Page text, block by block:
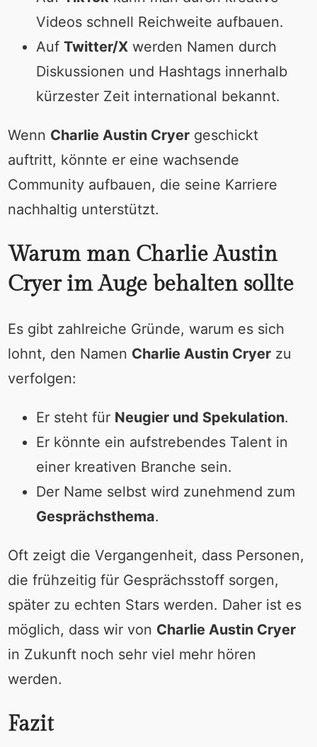
Videos schnell Reichweite aufbauen.
Auf Twitter/Xwerden Namen durch
Diskussionen und Hashtags innerhalb
kürzester Zeit international bekannt.
Wenn Charlie Austin Cryergeschickt
auftritt, könnte er eine wachsende
Community aufbauen, die seine Karriere
nachhaltig unterstützt.
Warum man Charlie Austin
Cryer im Auge behalten sollte
Es gibt zahlreiche Gründe, warum es sich
lohnt, den Namen Charlie Austin Cryerzu
verfolgen:
Er steht für Neugier und Spekulation.
Er könnte ein aufstrebendes Talent in
einer kreativen Branche sein.
Der Name selbst wird zunehmend zum
Gesprächsthema.
Oft zeigt die Vergangenheit, dass Personen,
die frühzeitig für Gesprächsstoff sorgen,
später zu echten Stars werden. Daher ist es
möglich, dass wir von Charlie Austin Cryer
in Zukunft noch sehr viel mehr hören
werden.
Fazit